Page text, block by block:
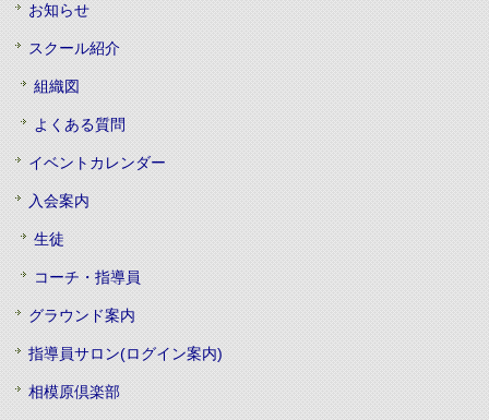
お知らせ
スクール紹介
組織図
よくある質問
イベントカレンダー
入会案内
生徒
コーチ・指導員
グラウンド案内
指導員サロン(ログイン案内)
相模原倶楽部